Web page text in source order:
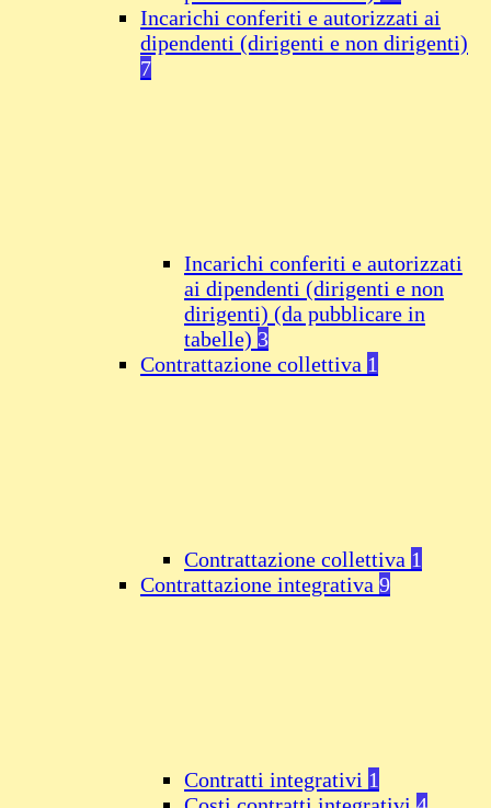
Incarichi conferiti e autorizzati ai
dipendenti (dirigenti e non dirigenti)
7
Incarichi conferiti e autorizzati
ai dipendenti (dirigenti e non
dirigenti) (da pubblicare in
tabelle) 3
Contrattazione collettiva 1
Contrattazione collettiva 1
Contrattazione integrativa 9
Contratti integrativi 1